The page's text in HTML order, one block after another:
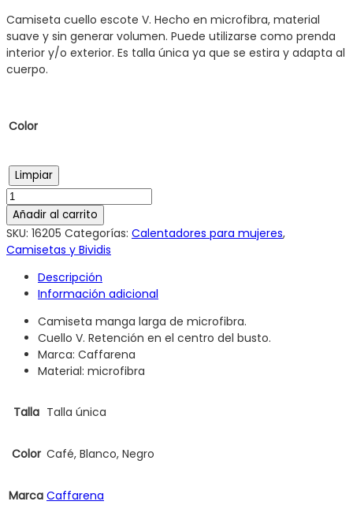
Camiseta cuello escote V. Hecho en microfibra, material
suave y sin generar volumen. Puede utilizarse como prenda
interior y/o exterior. Es talla única ya que se estira y adapta al
cuerpo.
Color
Limpiar
Añadir al carrito
SKU: 16205 Categorías: Calentadores para mujeres,
Camisetas y Bividis
Descripción
Información adicional
Camiseta manga larga de microfibra.
Cuello V. Retención en el centro del busto.
Marca: Caffarena
Material: microfibra
Talla Talla única
Color Café, Blanco, Negro
Marca Caffarena